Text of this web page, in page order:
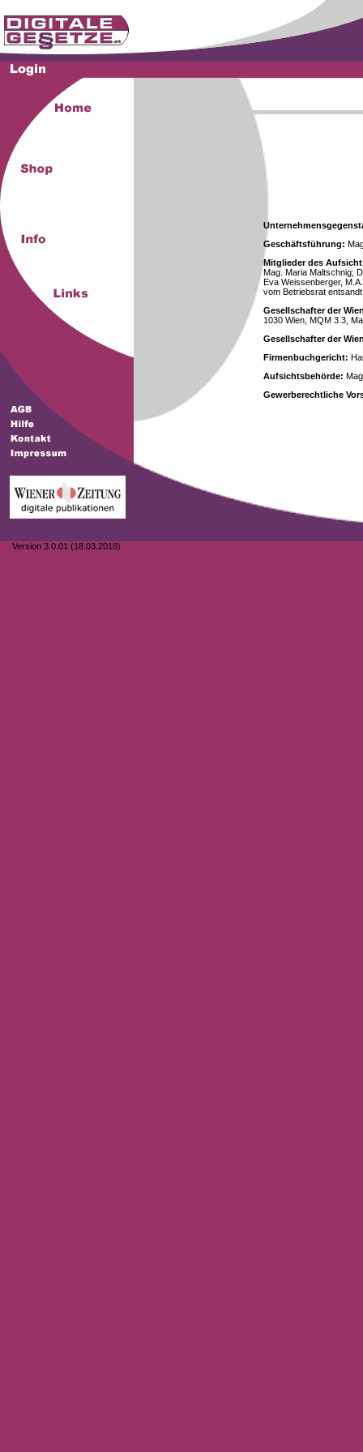
Version 3.0.01 (18.03.2018)
Geschäftsführung:
Mitglieder des
Mag. Maria Maltschnig;
Eva Weissenberger,
vom Betriebsrat
Gesellschafter der
1030 Wien, MQM 3.3,
Gesellschafter der
Firmenbuchgericht:
Aufsichtsbehörde:
Gewerberechtliche